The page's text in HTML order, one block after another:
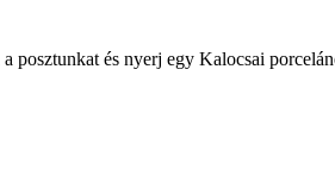
posztunkat és nyerj egy Kalocsai